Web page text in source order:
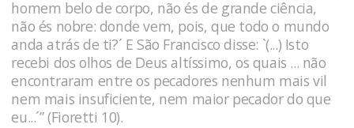
homem belo de corpo, não és de grande ciência,
não és nobre: donde vem, pois, que todo o mundo
anda atrás de ti?´ E São Francisco disse: `(...) Isto
recebi dos olhos de Deus altíssimo, os quais ... não
encontraram entre os pecadores nenhum mais vil
nem mais insuficiente, nem maior pecador do que
eu...´” (Fioretti 10).